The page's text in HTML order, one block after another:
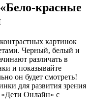
красные
картинок
Черный, белый и
различать в
и показывайте
он будет смотреть!
для развития зрения
«Дети Онлайн» с